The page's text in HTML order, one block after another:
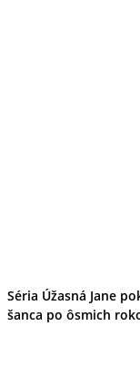
Séria Úžasná Jane
šanca po ôsmich